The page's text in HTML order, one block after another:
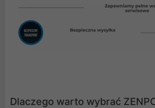
Dlaczego warto wybrać